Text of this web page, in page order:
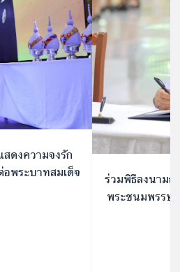
อกาสวันเฉลิม
ในวันที่ 28
เข้าร่วมการปร
ประจำเดือนก